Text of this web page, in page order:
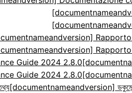
Guide 2024 2.8.0
Guide 2024 2.8.0
[documentnameandversion]